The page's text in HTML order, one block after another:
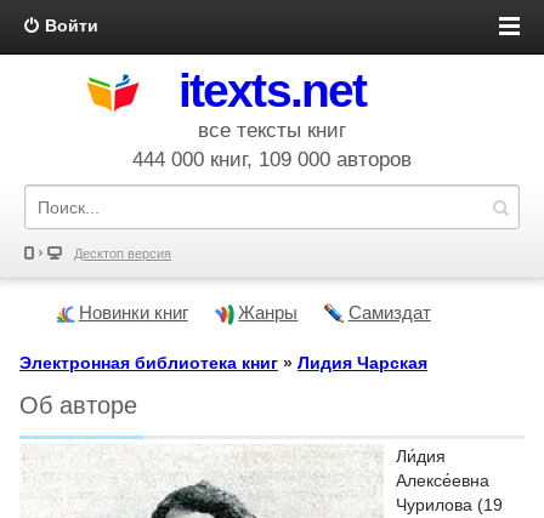
Войти
itexts.net
все тексты книг
444 000 книг, 109 000 авторов
Десктоп версия
Новинки книг Жанры Самиздат
Электронная библиотека книг » Лидия Чарская
Об авторе
Ли́дия
Алексе́евна
Чурилова (19